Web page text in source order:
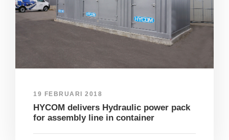
19 FEBRUARI 2018
HYCOM delivers Hydraulic power pack
for assembly line in container